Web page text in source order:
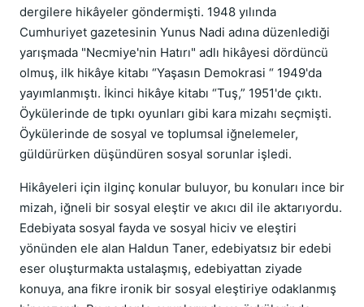
dergilere hikâyeler göndermişti. 1948 yılında
Cumhuriyet gazetesinin Yunus Nadi adına düzenlediği
yarışmada "Necmiye'nin Hatırı" adlı hikâyesi dördüncü
olmuş, ilk hikâye kitabı “Yaşasın Demokrasi “ 1949'da
yayımlanmıştı. İkinci hikâye kitabı “Tuş,” 1951'de çıktı.
Öykülerinde de tıpkı oyunları gibi kara mizahı seçmişti.
Öykülerinde de sosyal ve toplumsal iğnelemeler,
güldürürken düşündüren sosyal sorunlar işledi.
Hikâyeleri için ilginç konular buluyor, bu konuları ince bir
mizah, iğneli bir sosyal eleştir ve akıcı dil ile aktarıyordu.
Edebiyata sosyal fayda ve sosyal hiciv ve eleştiri
yönünden ele alan Haldun Taner, edebiyatsız bir edebi
eser oluşturmakta ustalaşmış, edebiyattan ziyade
konuya, ana fikre ironik bir sosyal eleştiriye odaklanmış